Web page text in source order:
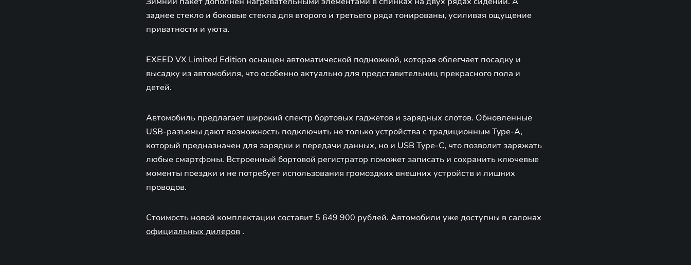
заднее стекло и боковые стекла для второго и третьего ряда тонированы, усиливая ощущение
приватности и уюта.
EXEED VX Limited Edition оснащен автоматической подножкой, которая облегчает посадку и
высадку из автомобиля, что особенно актуально для представительниц прекрасного пола и
детей.
Автомобиль предлагает широкий спектр бортовых гаджетов и зарядных слотов. Обновленные
USB-разъемы дают возможность подключить не только устройства с традиционным Type-A,
который предназначен для зарядки и передачи данных, но и USB Type-C, что позволит заряжать
любые смартфоны. Встроенный бортовой регистратор поможет записать и сохранить ключевые
моменты поездки и не потребует использования громоздких внешних устройств и лишних
проводов.
Стоимость новой комплектации составит 5 649 900 рублей. Автомобили уже доступны в салонах
официальных дилеров .